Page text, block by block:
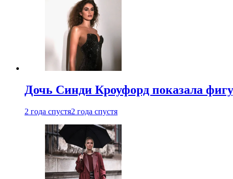
Дочь Синди Кроуфорд показала
2 года спустя2 года спустя